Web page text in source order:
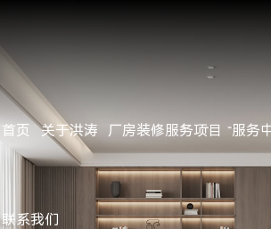
首页 关于洪涛
公司简介
公司资质
厂房装修服务项目
办公楼/办公室/写字楼装修
无尘净化洁净车间装修
服务
服务流程
设计团队
施工标准
施工工艺
经典案例
工地参观
客户见证
公司动态
行业新闻
联系我们